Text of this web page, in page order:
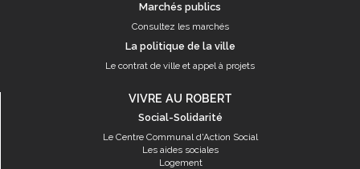
Marchés publics
Consultez les marchés
La politique de la ville
Le contrat de ville et appel à projets
VIVRE AU ROBERT
Social-Solidarité
Le Centre Communal d'Action Social
Les aides sociales
Logement